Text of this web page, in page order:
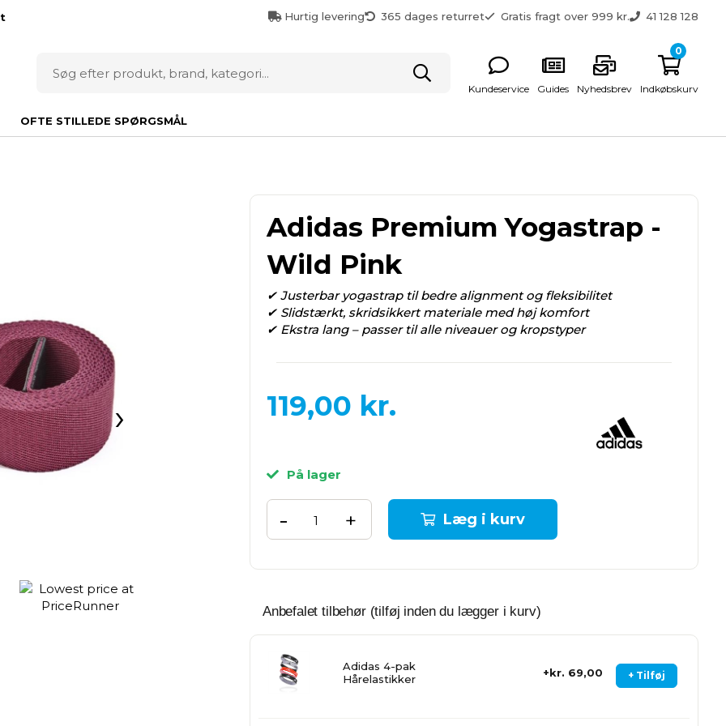
Hurtig levering 365 dages returret Gratis fragt over 999 kr. 41 128 128
Kundeservice Guides Nyhedsbrev Indkøbskurv
0
OFTE STILLEDE SPØRGSMÅL
›
Adidas Premium Yogastrap -
Wild Pink
✔ Justerbar yogastrap til bedre alignment og fleksibilitet
✔ Slidstærkt, skridsikkert materiale med høj komfort
✔ Ekstra lang – passer til alle niveauer og kropstyper
119,00 kr.
På lager
+
- Læg i kurv
Anbefalet tilbehør (tilføj inden du lægger i kurv)
+ Tilføj
Adidas 4-pak
Hårelastikker
kr. 69,00